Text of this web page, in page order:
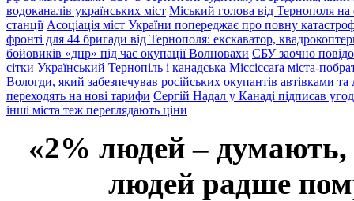
водоканалів українських міст Міський голова від Тернополя
станції Асоціація міст України попереджає про повну
фронті для 44 бригади від Тернополя: екскаватор,
бойовиків «днр» під час окупації Волновахи СБУ заочно
сітки Український Тернопіль і канадська Міссіссаґа міста-
Вологди, який забезпечував російських окупантів автівками
переходять на нові тарифи Сергій Надал у Канаді підписав
інші міста теж переглядають ціни
«2% людей –
людей радше